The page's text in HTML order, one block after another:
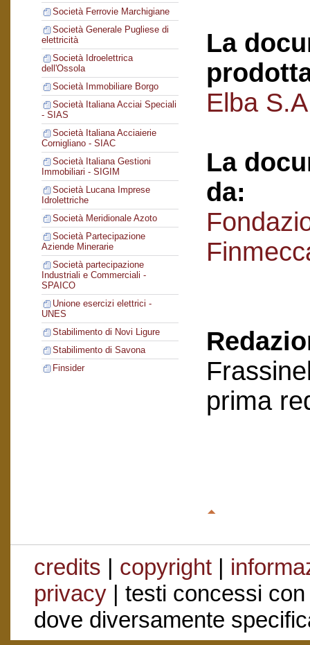
Società Ferrovie Marchigiane
Società Generale Pugliese di
elettricità
Società Idroelettrica
dell'Ossola
Società Immobiliare Borgo
Società Italiana Acciai Speciali
- SIAS
Società Italiana Acciaierie
Cornigliano - SIAC
Società Italiana Gestioni
Immobiliari - SIGIM
Società Lucana Imprese
Idrolettriche
Società Meridionale Azoto
Società Partecipazione
Aziende Minerarie
Società partecipazione
Industriali e Commerciali -
SPAICO
Unione esercizi elettrici -
UNES
Stabilimento di Novi Ligure
Stabilimento di Savona
Finsider
La
Elba
La
da:
prima
credits | copyright|
privacy| testi concessi
dove diversamente